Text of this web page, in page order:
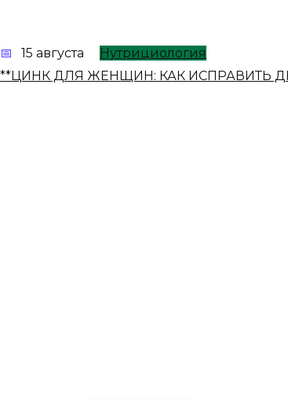
15 августа
Нутрициология
**ЦИНК ДЛЯ ЖЕНЩИН: КАК ИСПРАВИТЬ